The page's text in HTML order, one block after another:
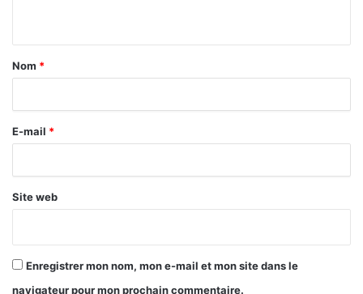
a
r
e
Nom *
E-mail *
Site web
Enregistrer mon nom, mon e-mail et mon site dans le
navigateur pour mon prochain commentaire.